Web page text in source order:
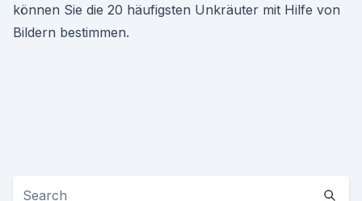
können Sie die 20 häufigsten Unkräuter mit Hilfe von
Bildern bestimmen.